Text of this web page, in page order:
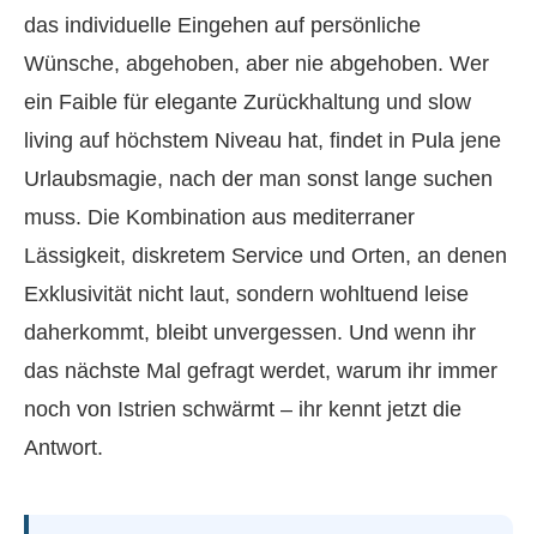
das individuelle Eingehen auf persönliche
Wünsche, abgehoben, aber nie abgehoben. Wer
ein Faible für elegante Zurückhaltung und slow
living auf höchstem Niveau hat, findet in Pula jene
Urlaubsmagie, nach der man sonst lange suchen
muss. Die Kombination aus mediterraner
Lässigkeit, diskretem Service und Orten, an denen
Exklusivität nicht laut, sondern wohltuend leise
daherkommt, bleibt unvergessen. Und wenn ihr
das nächste Mal gefragt werdet, warum ihr immer
noch von Istrien schwärmt – ihr kennt jetzt die
Antwort.